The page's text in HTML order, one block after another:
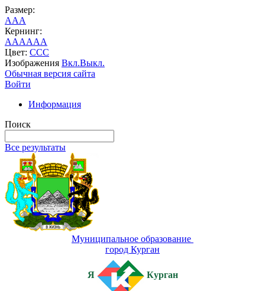
Размер:
AAA
Кернинг:
AAAAAA
Цвет: CCC
Изображения Вкл.Выкл.
Обычная версия сайта
Войти
Информация
Поиск
Все результаты
Муниципальное образование
город Курган
Я Курган